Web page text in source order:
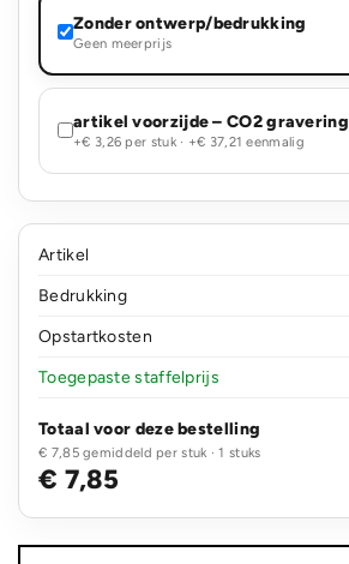
Zonder ontwerp/bedrukking
Geen meerprijs
artikel voorzijde – CO2 gravering
+€ 3,26 per stuk · +€ 37,21 eenmalig
Artikel
Bedrukking
Opstartkosten
Toegepaste staffelprijs
Totaal voor deze bestelling
€ 7,85 gemiddeld per stuk · 1 stuks
€ 7,85